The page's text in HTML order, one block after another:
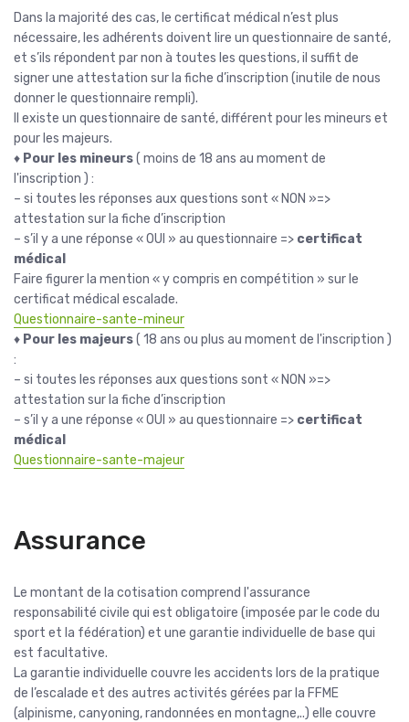
Dans la majorité des cas, le certificat médical n’est plus
nécessaire, les adhérents doivent lire un questionnaire de santé,
et s’ils répondent par non à toutes les questions, il suffit de
signer une attestation sur la fiche d’inscription (inutile de nous
donner le questionnaire rempli).
Il existe un questionnaire de santé, différent pour les mineurs et
pour les majeurs.
♦ Pour les mineurs( moins de 18 ans au moment de
l'inscription ) :
– si toutes les réponses aux questions sont « NON »=>
attestation sur la fiche d’inscription
– s’il y a une réponse « OUI » au questionnaire => certificat
médical
Faire figurer la mention « y compris en compétition » sur le
certificat médical escalade.
Questionnaire-sante-mineur
♦ Pour les majeurs( 18 ans ou plus au moment de l'inscription )
:
– si toutes les réponses aux questions sont « NON »=>
attestation sur la fiche d’inscription
– s’il y a une réponse « OUI » au questionnaire => certificat
médical
Questionnaire-sante-majeur
Assurance
Le montant de la cotisation comprend l'assurance
responsabilité civile qui est obligatoire (imposée par le code du
sport et la fédération) et une garantie individuelle de base qui
est facultative.
La garantie individuelle couvre les accidents lors de la pratique
de l’escalade et des autres activités gérées par la FFME
(alpinisme, canyoning, randonnées en montagne,..) elle couvre